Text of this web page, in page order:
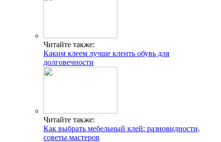
Читайте также:
Каким клеем лучше клеить обувь для
долговечности
Читайте также:
Как выбрать мебельный клей: разновидности,
советы мастеров